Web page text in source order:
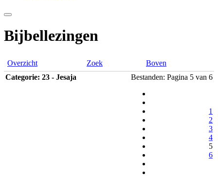
Bijbellezingen
Overzicht Zoek
Boven
Categorie: 23 - Jesaja
Bestanden: Pagina 5 van 6
1
2
3
4
5
6